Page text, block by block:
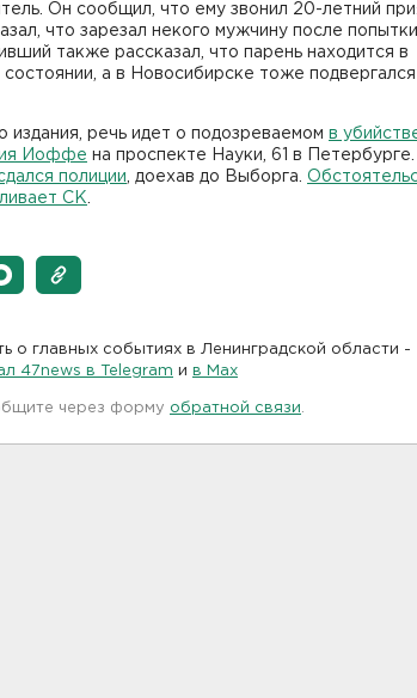
Он сообщил, что ему звонил 20-летний
что зарезал некого мужчину после попытки
также рассказал, что парень находится в
а в Новосибирске тоже подвергался
издания, речь идет о подозреваемом в
Иоффе на проспекте Науки, 61 в Петербурге.
полиции , доехав до Выборга.
СК
о главных событиях в Ленинградской области -
47news в Telegram и в Maх
через форму обратной связи